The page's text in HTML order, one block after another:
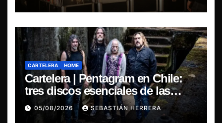
CARTELERA HOME
Cartelera | Pentagram en Chile:
tres discos esenciales de las
leyendas del doom
05/08/2026 SEBASTIÁN HERRERA